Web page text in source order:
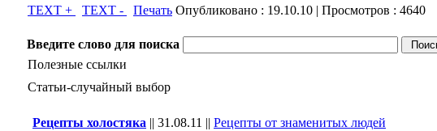
TEXT + TEXT - Печать Опубликовано : 19.10.10 | Просмотров : 4640
Введите слово для поиска
Полезные ссылки
Статьи-случайный выбор
Рецепты холостяка || 31.08.11 || Рецепты от знаменитых людей